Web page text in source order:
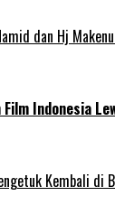
dan Hj
Film Indonesia
Kembali di